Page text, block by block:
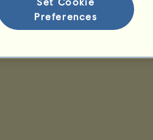
Preferences